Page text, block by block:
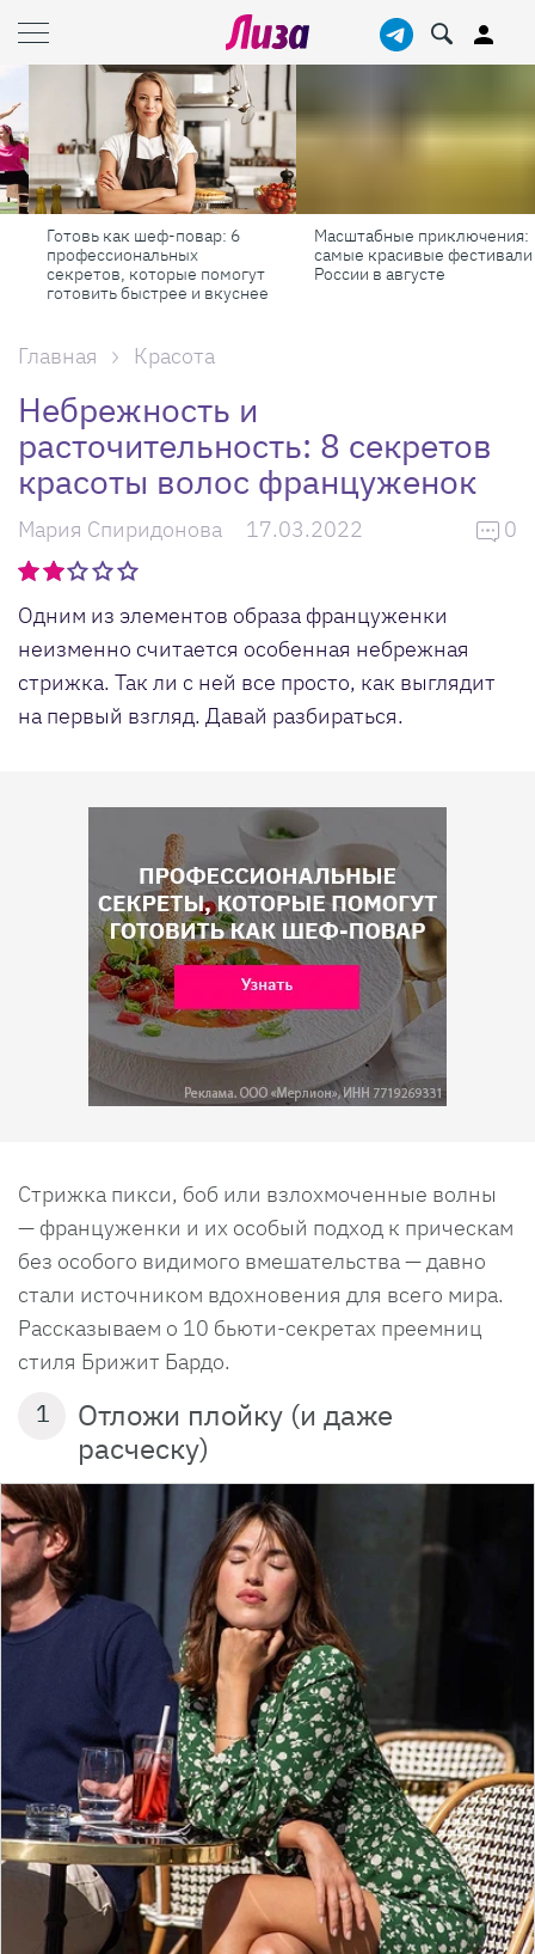
Готовь как шеф-повар: 6
профессиональных
секретов, которые помогут
готовить быстрее и вкуснее
Масштабные приключения:
самые красивые фестивали
России в августе
Главная Красота
Небрежность и
расточительность: 8 секретов
красоты волос француженок
Мария Спиридонова 17.03.2022 0
Одним из элементов образа француженки
неизменно считается особенная небрежная
стрижка. Так ли с ней все просто, как выглядит
на первый взгляд. Давай разбираться.
Стрижка пикси, боб или взлохмоченные волны
— француженки и их особый подход к прическам
без особого видимого вмешательства — давно
стали источником вдохновения для всего мира.
Рассказываем о 10 бьюти-секретах преемниц
стиля Брижит Бардо.
1
Отложи плойку (и даже
расческу)